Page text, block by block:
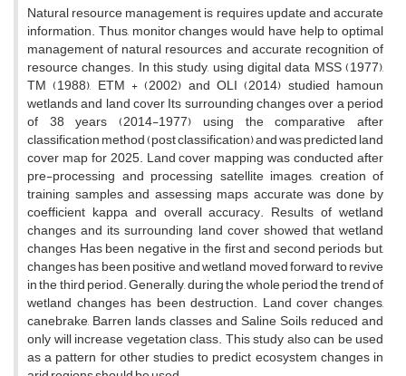
Natural resource management is requires update and accurate
information. Thus, monitor changes would have help to optimal
management of natural resources and accurate recognition of
resource changes. In this study, using digital data MSS (1977),
TM (1988), ETM + (2002) and OLI (2014) studied hamoun
wetlands and land cover Its surrounding changes over a period
of 38 years (2014-1977) using the comparative after
classification method (post classification) and was predicted land
cover map for 2025. Land cover mapping was conducted after
pre-processing and processing satellite images, creation of
training samples and assessing maps accurate was done by
coefficient kappa and overall accuracy. Results of wetland
changes and its surrounding land cover showed that wetland
changes Has been negative in the first and second periods but,
changes has been positive and wetland moved forward to revive
in the third period. Generally, during the whole period the trend of
wetland changes has been destruction. Land cover changes,
canebrake, Barren lands classes and Saline Soils reduced and
only will increase vegetation class. This study also can be used
as a pattern for other studies to predict ecosystem changes in